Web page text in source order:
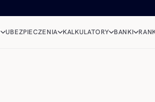
UBEZPIECZENIA KALKULATORY BANKI